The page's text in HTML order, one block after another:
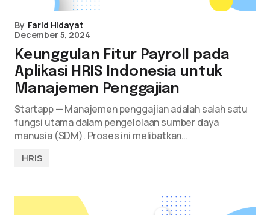
By Farid Hidayat
December 5, 2024
Keunggulan Fitur Payroll pada
Aplikasi HRIS Indonesia untuk
Manajemen Penggajian
Startapp — Manajemen penggajian adalah salah satu
fungsi utama dalam pengelolaan sumber daya
manusia (SDM). Proses ini melibatkan…
HRIS